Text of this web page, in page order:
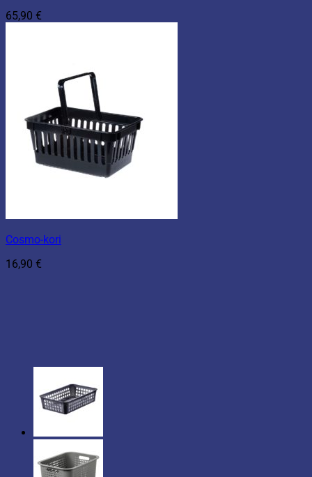
65,90 €
Cosmo-kori
16,90 €